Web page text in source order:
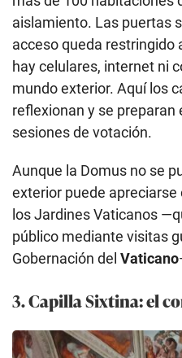
aislamiento. Las puertas
acceso queda restringido
hay celulares, internet ni
mundo exterior. Aquí los
reflexionan y se
sesiones de votación.
Aunque la Domus no se
exterior puede
los Jardines Vaticanos
público mediante visitas
Gobernación del Vaticano
3. Capilla Sixtina: el